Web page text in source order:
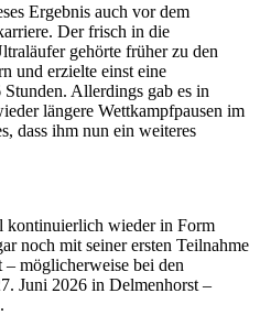
Ergebnis auch vor dem
Der frisch in die
gehörte früher zu den
und erzielte einst eine
Allerdings gab es in
längere Wettkampfpausen im
dass ihm nun ein weiteres
kontinuierlich wieder in Form
noch mit seiner ersten Teilnahme
möglicherweise bei den
Juni 2026 in Delmenhorst –